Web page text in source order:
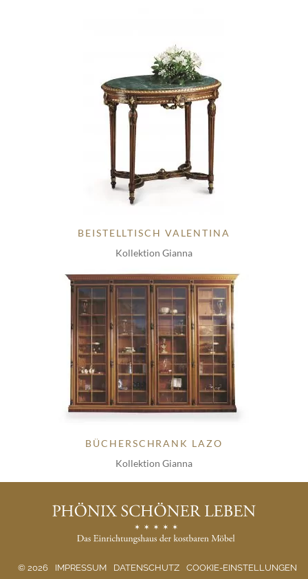
BEISTELLTISCH VALENTINA
Kollektion Gianna
BÜCHERSCHRANK LAZO
Kollektion Gianna
© 2026 IMPRESSUM DATENSCHUTZ COOKIE-EINSTELLUNGEN